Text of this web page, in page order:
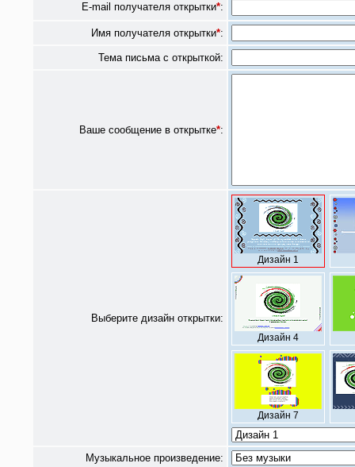
E-mail получателя открытки*:
Имя получателя открытки*:
Тема письма с открыткой:
Ваше сообщение в открытке*:
Выберите дизайн открытки:
Дизайн 1
Дизайн 4
Дизайн 7
Музыкальное произведение: